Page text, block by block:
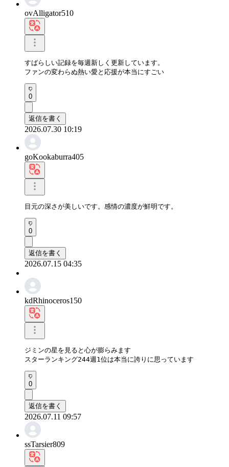
ovAlligator510
すばらしい記録を毎週新しく更新しています。
ファンの変わらぬ熱い愛と応援が本当にすごい
0
返信を書く
2026.07.30 10:19
goKookaburra405
目元の深さが美しいです。感情の濃度が鮮明です。
0
返信を書く
2026.07.15 04:35
kdRhinoceros150
ジミンの星を見ると心が膨らみます
スターランキング244週1位は本当に誇りに思っています
0
返信を書く
2026.07.11 09:57
ssTarsier809